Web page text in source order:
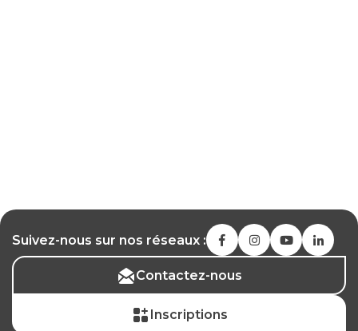
Suivez-nous sur nos réseaux :
Contactez-nous
Inscriptions